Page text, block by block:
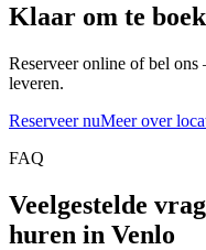
Klaar om te
Reserveer online of bel
leveren.
Reserveer nuMeer over
FAQ
Veelgestelde
huren in Venlo